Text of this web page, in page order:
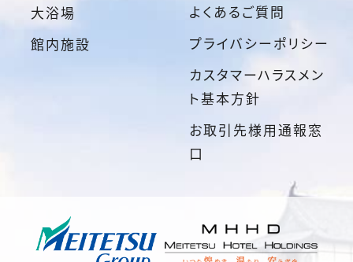
大浴場
館内施設
よくあるご質問
プライバシーポリシー
カスタマーハラスメン
ト基本方針
お取引先様用通報窓
口